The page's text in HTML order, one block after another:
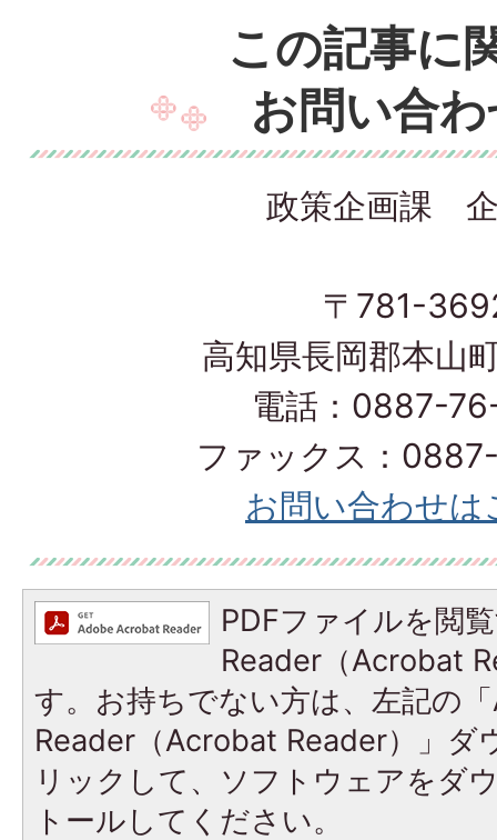
この記事に
お問い合
政策企画課
〒781-
高知県長岡郡本山
電話：0887-
ファックス：
お問い合わせは
PDFファイルを閲
Reader（Acrobat
す。お持ちでない方は、左記の
Reader（Acrobat Reader）」ダ
リックして、ソフトウェアをダ
トールしてください。